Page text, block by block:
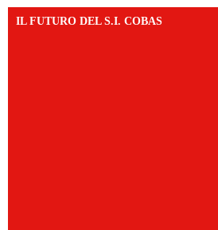
IL FUTURO DEL S.I. COBAS